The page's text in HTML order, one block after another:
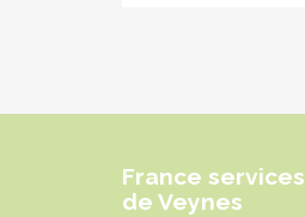
France services
de Veynes